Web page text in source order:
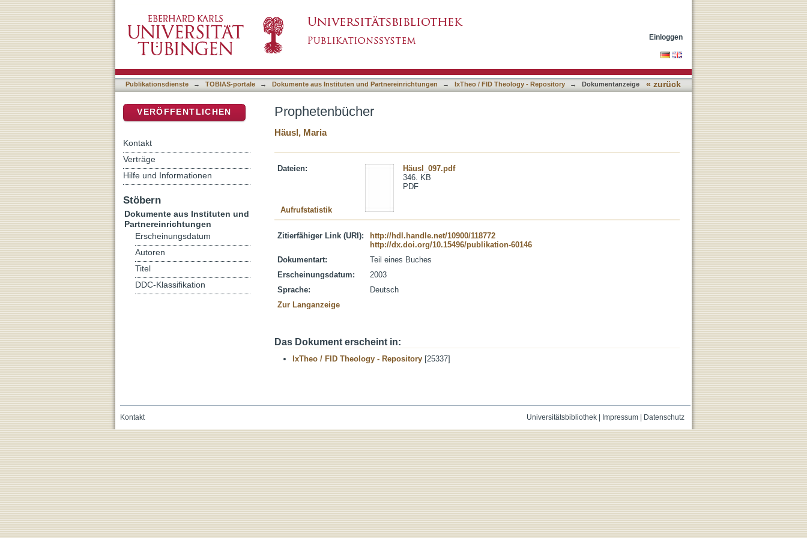
Einloggen
Publikationsdienste → TOBIAS-portale → Dokumente aus Instituten und Partnereinrichtungen → IxTheo / FID Theology - Repository → Dokumentanzeige « zurück
Prophetenbücher
Häusl, Maria
Dateien:
Häusl_097.pdf
346. KB
PDF
Aufrufstatistik
Zitierfähiger Link (URI):
http://hdl.handle.net/10900/118772
http://dx.doi.org/10.15496/publikation-60146
Dokumentart:
Teil eines Buches
Erscheinungsdatum:
2003
Sprache:
Deutsch
Zur Langanzeige
Das Dokument erscheint in:
IxTheo / FID Theology - Repository [25337]
VERÖFFENTLICHEN
Kontakt
Verträge
Hilfe und Informationen
Stöbern
Dokumente aus Instituten und
Partnereinrichtungen
Erscheinungsdatum
Autoren
Titel
DDC-Klassifikation
Universitätsbibliothek| Impressum| Datenschutz
Kontakt